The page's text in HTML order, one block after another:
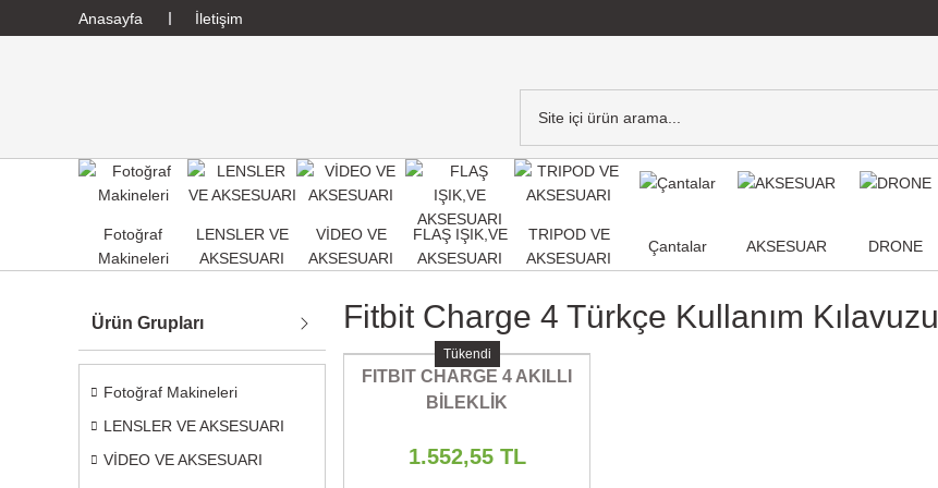
Anasayfa İletişim
Fotoğraf
Makineleri
LENSLER VE
AKSESUARI
VİDEO VE
AKSESUARI
FLAŞ IŞIK,VE
AKSESUARI
TRIPOD VE
AKSESUARI
Çantalar AKSESUAR DRONE
Ürün Grupları
Fotoğraf Makineleri
LENSLER VE AKSESUARI
VİDEO VE AKSESUARI
Fitbit Charge 4 Türkçe Kullanım Kılavuzu
Tükendi
FITBIT CHARGE 4 AKILLI
BİLEKLİK
1.552,55 TL